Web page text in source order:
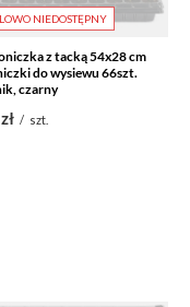
NIEDOSTĘPNY
z tacką 54x28 cm
do wysiewu 66szt.
czarny
/ szt.